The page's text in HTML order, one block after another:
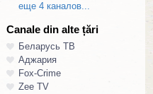
еще 4 каналов...
Canale din alte țări
Беларусь ТВ
Аджария
Fox-Crime
Zee TV